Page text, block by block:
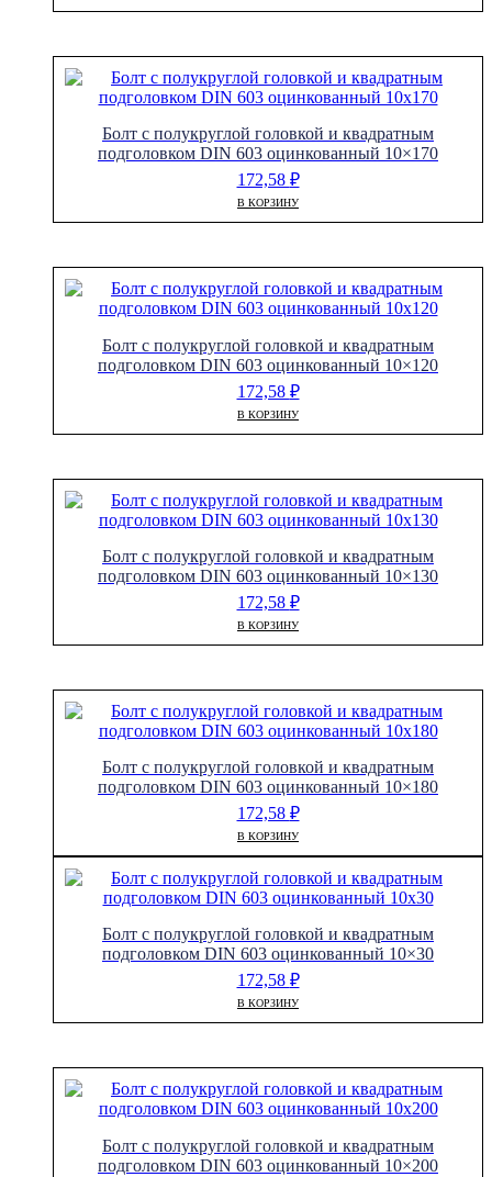
Болт с полукруглой головкой и квадратным
подголовком DIN 603 оцинкованный 10×170
172,58 ₽
В КОРЗИНУ
Болт с полукруглой головкой и квадратным
подголовком DIN 603 оцинкованный 10×120
172,58 ₽
В КОРЗИНУ
Болт с полукруглой головкой и квадратным
подголовком DIN 603 оцинкованный 10×130
172,58 ₽
В КОРЗИНУ
Болт с полукруглой головкой и квадратным
подголовком DIN 603 оцинкованный 10×180
172,58 ₽
В КОРЗИНУ
Болт с полукруглой головкой и квадратным
подголовком DIN 603 оцинкованный 10×30
172,58 ₽
В КОРЗИНУ
Болт с полукруглой головкой и квадратным
подголовком DIN 603 оцинкованный 10×200